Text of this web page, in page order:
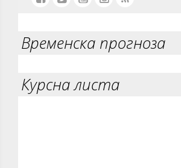
Временска прогноза
Курсна листа